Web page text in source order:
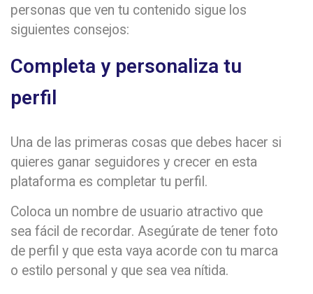
personas que ven tu contenido sigue los
siguientes consejos:
Completa y personaliza tu
perfil
Una de las primeras cosas que debes hacer si
quieres ganar seguidores y crecer en esta
plataforma es completar tu perfil.
Coloca un nombre de usuario atractivo que
sea fácil de recordar. Asegúrate de tener foto
de perfil y que esta vaya acorde con tu marca
o estilo personal y que sea vea nítida.